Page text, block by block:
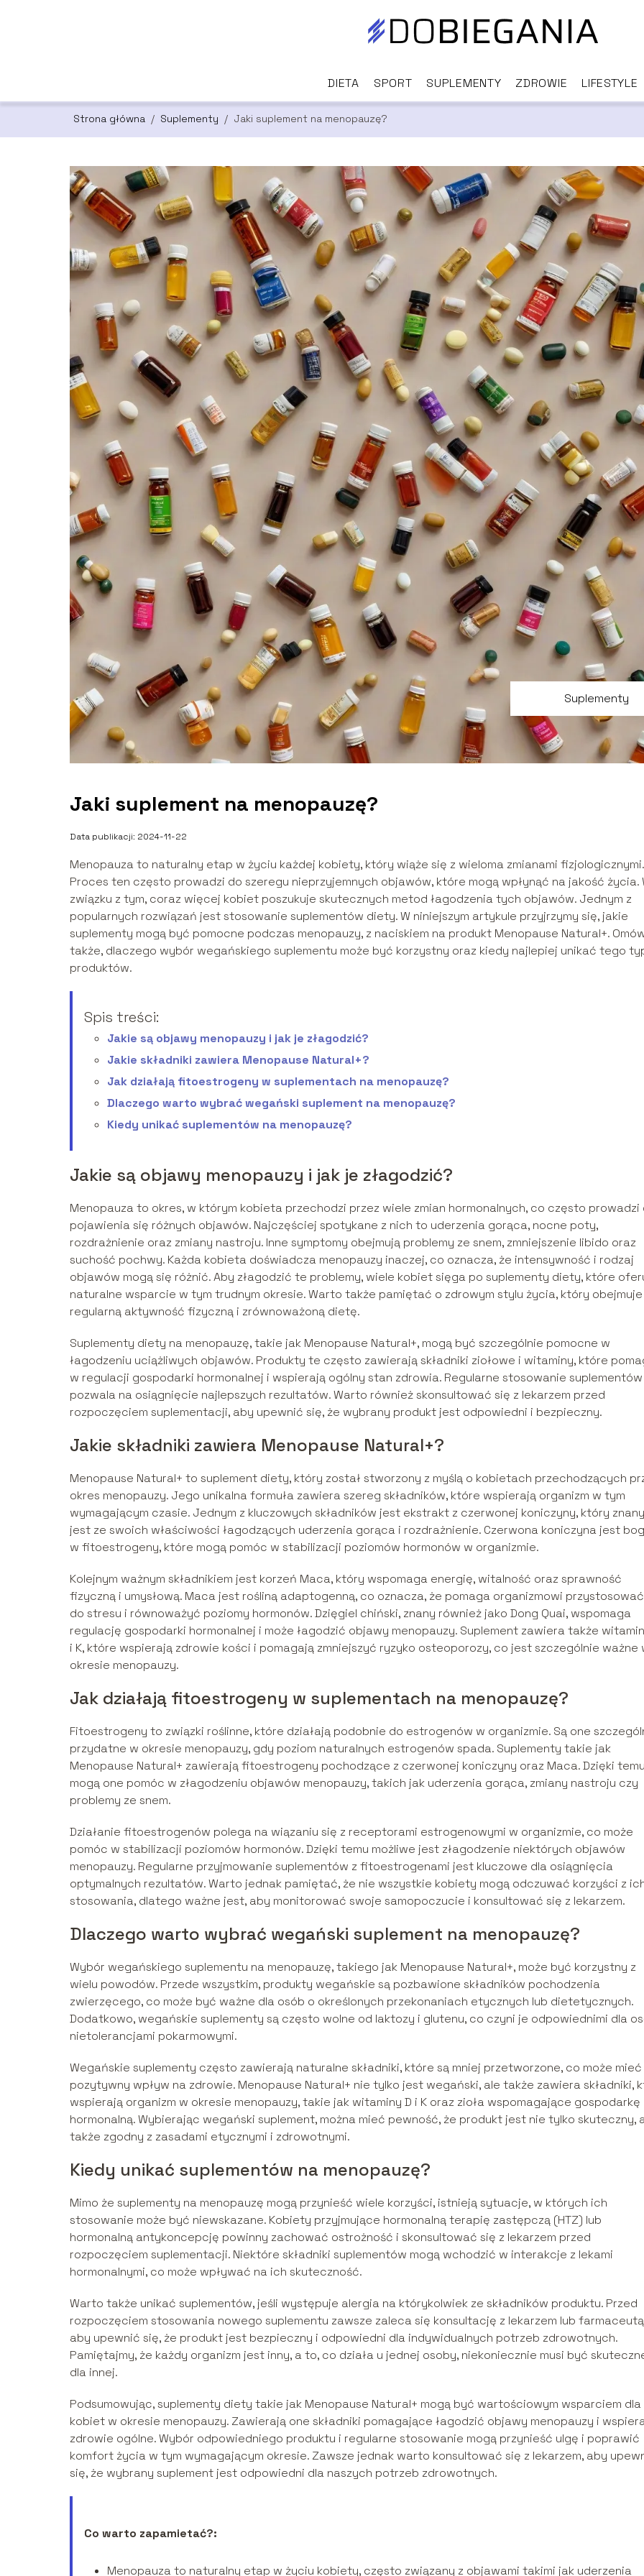
DIETA SPORT SUPLEMENTY ZDROWIE LIFESTYLE
Strona główna / Suplementy / Jaki suplement na menopauzę?
Suplementy
Jaki suplement na menopauzę?
Data publikacji: 2024-11-22
Menopauza to naturalny etap w życiu każdej kobiety, który wiąże się z wieloma zmianami fizjologicznymi.
Proces ten często prowadzi do szeregu nieprzyjemnych objawów, które mogą wpłynąć na jakość życia.
związku z tym, coraz więcej kobiet poszukuje skutecznych metod łagodzenia tych objawów. Jednym z
popularnych rozwiązań jest stosowanie suplementów diety. W niniejszym artykule przyjrzymy się, jakie
suplementy mogą być pomocne podczas menopauzy, z naciskiem na produkt Menopause Natural+.
także, dlaczego wybór wegańskiego suplementu może być korzystny oraz kiedy najlepiej unikać tego
produktów.
Spis treści:
Jakie są objawy menopauzy i jak je złagodzić?
Jakie składniki zawiera Menopause Natural+?
Jak działają fitoestrogeny w suplementach na menopauzę?
Dlaczego warto wybrać wegański suplement na menopauzę?
Kiedy unikać suplementów na menopauzę?
Jakie są objawy menopauzy i jak je złagodzić?
Menopauza to okres, w którym kobieta przechodzi przez wiele zmian hormonalnych, co często prowadzi
pojawienia się różnych objawów. Najczęściej spotykane z nich to uderzenia gorąca, nocne poty,
rozdrażnienie oraz zmiany nastroju. Inne symptomy obejmują problemy ze snem, zmniejszenie libido oraz
suchość pochwy. Każda kobieta doświadcza menopauzy inaczej, co oznacza, że intensywność i rodzaj
objawów mogą się różnić. Aby złagodzić te problemy, wiele kobiet sięga po suplementy diety, które
naturalne wsparcie w tym trudnym okresie. Warto także pamiętać o zdrowym stylu życia, który obejmuje
regularną aktywność fizyczną i zrównoważoną dietę.
Suplementy diety na menopauzę, takie jak Menopause Natural+, mogą być szczególnie pomocne w
łagodzeniu uciążliwych objawów. Produkty te często zawierają składniki ziołowe i witaminy, które
w regulacji gospodarki hormonalnej i wspierają ogólny stan zdrowia. Regularne stosowanie suplementów
pozwala na osiągnięcie najlepszych rezultatów. Warto również skonsultować się z lekarzem przed
rozpoczęciem suplementacji, aby upewnić się, że wybrany produkt jest odpowiedni i bezpieczny.
Jakie składniki zawiera Menopause Natural+?
Menopause Natural+ to suplement diety, który został stworzony z myślą o kobietach przechodzących
okres menopauzy. Jego unikalna formuła zawiera szereg składników, które wspierają organizm w tym
wymagającym czasie. Jednym z kluczowych składników jest ekstrakt z czerwonej koniczyny, który znany
jest ze swoich właściwości łagodzących uderzenia gorąca i rozdrażnienie. Czerwona koniczyna jest
w fitoestrogeny, które mogą pomóc w stabilizacji poziomów hormonów w organizmie.
Kolejnym ważnym składnikiem jest korzeń Maca, który wspomaga energię, witalność oraz sprawność
fizyczną i umysłową. Maca jest rośliną adaptogenną, co oznacza, że pomaga organizmowi
do stresu i równoważyć poziomy hormonów. Dzięgiel chiński, znany również jako Dong Quai, wspomaga
regulację gospodarki hormonalnej i może łagodzić objawy menopauzy. Suplement zawiera także
i K, które wspierają zdrowie kości i pomagają zmniejszyć ryzyko osteoporozy, co jest szczególnie ważne
okresie menopauzy.
Jak działają fitoestrogeny w suplementach na menopauzę?
Fitoestrogeny to związki roślinne, które działają podobnie do estrogenów w organizmie. Są one
przydatne w okresie menopauzy, gdy poziom naturalnych estrogenów spada. Suplementy takie jak
Menopause Natural+ zawierają fitoestrogeny pochodzące z czerwonej koniczyny oraz Maca. Dzięki temu
mogą one pomóc w złagodzeniu objawów menopauzy, takich jak uderzenia gorąca, zmiany nastroju czy
problemy ze snem.
Działanie fitoestrogenów polega na wiązaniu się z receptorami estrogenowymi w organizmie, co może
pomóc w stabilizacji poziomów hormonów. Dzięki temu możliwe jest złagodzenie niektórych objawów
menopauzy. Regularne przyjmowanie suplementów z fitoestrogenami jest kluczowe dla osiągnięcia
optymalnych rezultatów. Warto jednak pamiętać, że nie wszystkie kobiety mogą odczuwać korzyści z
stosowania, dlatego ważne jest, aby monitorować swoje samopoczucie i konsultować się z lekarzem.
Dlaczego warto wybrać wegański suplement na menopauzę?
Wybór wegańskiego suplementu na menopauzę, takiego jak Menopause Natural+, może być korzystny z
wielu powodów. Przede wszystkim, produkty wegańskie są pozbawione składników pochodzenia
zwierzęcego, co może być ważne dla osób o określonych przekonaniach etycznych lub dietetycznych.
Dodatkowo, wegańskie suplementy są często wolne od laktozy i glutenu, co czyni je odpowiednimi dla
nietolerancjami pokarmowymi.
Wegańskie suplementy często zawierają naturalne składniki, które są mniej przetworzone, co może mieć
pozytywny wpływ na zdrowie. Menopause Natural+ nie tylko jest wegański, ale także zawiera składniki,
wspierają organizm w okresie menopauzy, takie jak witaminy D i K oraz zioła wspomagające gospodarkę
hormonalną. Wybierając wegański suplement, można mieć pewność, że produkt jest nie tylko skuteczny,
także zgodny z zasadami etycznymi i zdrowotnymi.
Kiedy unikać suplementów na menopauzę?
Mimo że suplementy na menopauzę mogą przynieść wiele korzyści, istnieją sytuacje, w których ich
stosowanie może być niewskazane. Kobiety przyjmujące hormonalną terapię zastępczą (HTZ) lub
hormonalną antykoncepcję powinny zachować ostrożność i skonsultować się z lekarzem przed
rozpoczęciem suplementacji. Niektóre składniki suplementów mogą wchodzić w interakcje z lekami
hormonalnymi, co może wpływać na ich skuteczność.
Warto także unikać suplementów, jeśli występuje alergia na którykolwiek ze składników produktu. Przed
rozpoczęciem stosowania nowego suplementu zawsze zaleca się konsultację z lekarzem lub
aby upewnić się, że produkt jest bezpieczny i odpowiedni dla indywidualnych potrzeb zdrowotnych.
Pamiętajmy, że każdy organizm jest inny, a to, co działa u jednej osoby, niekoniecznie musi być
dla innej.
Podsumowując, suplementy diety takie jak Menopause Natural+ mogą być wartościowym wsparciem dla
kobiet w okresie menopauzy. Zawierają one składniki pomagające łagodzić objawy menopauzy i
zdrowie ogólne. Wybór odpowiedniego produktu i regularne stosowanie mogą przynieść ulgę i poprawić
komfort życia w tym wymagającym okresie. Zawsze jednak warto konsultować się z lekarzem, aby
się, że wybrany suplement jest odpowiedni dla naszych potrzeb zdrowotnych.
Co warto zapamietać?:
Menopauza to naturalny etap w życiu kobiety, często związany z objawami takimi jak uderzenia